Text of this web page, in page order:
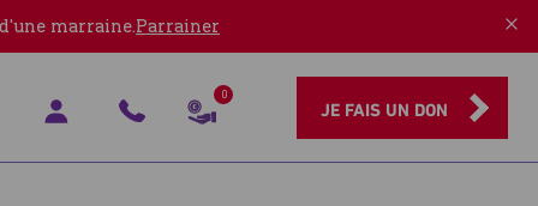
marraine.Parrainer
0
JE FAIS UN DON